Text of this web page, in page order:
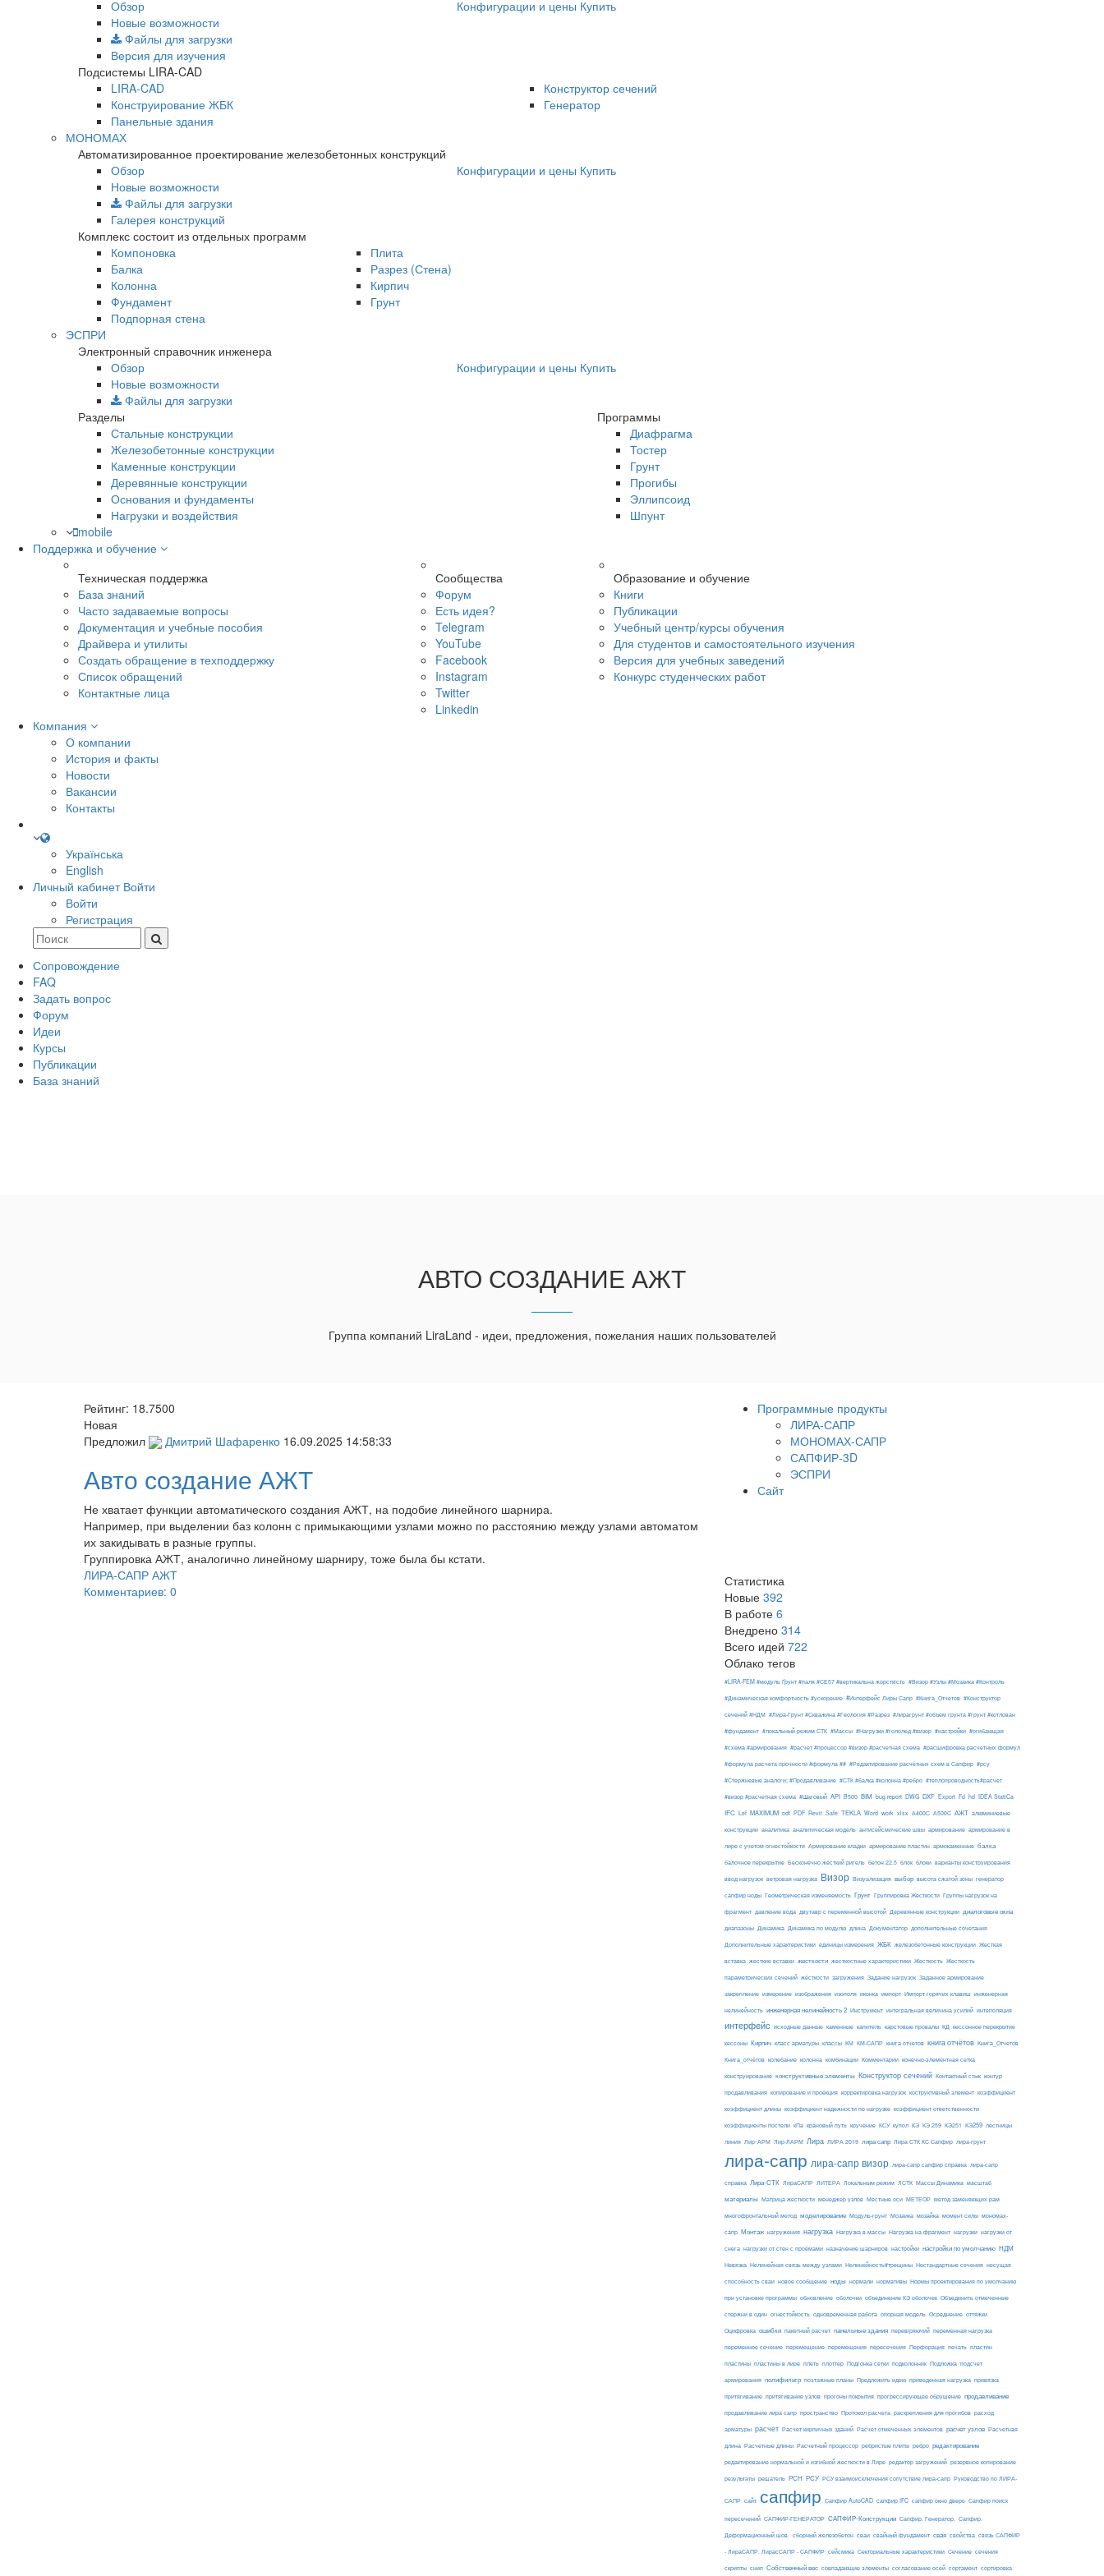
Обзор
Новые возможности
Файлы для загрузки
Версия для изучения
Конфигурации и цены Купить
Подсистемы LIRA-CAD
LIRA-CAD
Конструирование ЖБК
Панельные здания
Конструктор сечений
Генератор
МОНОМАХ
Автоматизированное проектирование железобетонных конструкций
Обзор
Новые возможности
Файлы для загрузки
Галерея конструкций
Конфигурации и цены Купить
Комплекс состоит из отдельных программ
Компоновка
Балка
Колонна
Фундамент
Подпорная стена
Плита
Разрез (Стена)
Кирпич
Грунт
ЭСПРИ
Электронный справочник инженера
Обзор
Новые возможности
Файлы для загрузки
Конфигурации и цены Купить
Разделы
Программы
Стальные конструкции
Железобетонные конструкции
Каменные конструкции
Деревянные конструкции
Основания и фундаменты
Нагрузки и воздействия
Диафрагма
Тостер
Грунт
Прогибы
Эллипсоид
Шпунт
mobile
Поддержка и обучение
Техническая поддержка
База знаний
Часто задаваемые вопросы
Документация и учебные пособия
Драйвера и утилиты
Создать обращение в техподдержку
Список обращений
Контактные лица
Сообщества
Форум
Есть идея?
Telegram
YouTube
Facebook
Instagram
Twitter
Linkedin
Образование и обучение
Книги
Публикации
Учебный центр/курсы обучения
Для студентов и самостоятельного изучения
Версия для учебных заведений
Конкурс студенческих работ
Компания
О компании
История и факты
Новости
Вакансии
Контакты
Українська
English
Личный кабинет Войти
Войти
Регистрация
Сопровождение
FAQ
Задать вопрос
Форум
Идеи
Курсы
Публикации
База знаний
АВТО СОЗДАНИЕ АЖТ
Группа компаний LiraLand - идеи, предложения, пожелания наших пользователей
Рейтинг: 18.7500
Новая
Предложил
Дмитрий Шафаренко 16.09.2025 14:58:33
Авто создание АЖТ
Не хватает функции автоматического создания АЖТ, на подобие линейного шарнира.
Например, при выделении баз колонн с примыкающими узлами можно по расстоянию между узлами автоматом
их закидывать в разные группы.
Группировка АЖТ, аналогично линейному шарниру, тоже была бы кстати.
ЛИРА-САПР АЖТ
Комментариев: 0
Программные продукты
ЛИРА-САПР
МОНОМАХ-САПР
САПФИР-3D
ЭСПРИ
Сайт
Статистика
Новые 392
В работе 6
Внедрено 314
Всего идей 722
Облако тегов
#LIRA-FEM #модуль Ґрунт #паля #СЕ57 #вертикальна жорсткість #Визор #Узлы #Мозаика #Контроль
#Динамическая комфортность #ускорение #Интерфейс Лиры Сапр #Книга_Отчетов #Конструктор
сечений #НДМ #Лира-Грунт #Скважина #Геология #Разрез #лирагрунт #объем грунта #грунт #котлован
#фундамент #локальный режим СТК #Массы #Нагрузки #гололед #визор #настройки #огибающая
#схема #армирования #расчет #процессор #визор #расчетная схема #расшифровка расчетных формул
#формула расчета прочности #формула ## #Редактирование расчётных схем в Сапфир #рсу
#Стержневые аналоги; #Продавливание #СТК #балка #колонна #ребро #теплопроводность#расчет
#визор #расчетная схема #Шаговый API B500 BIM bug report DWG DXF Export Fd hd IDEA StatiCa
IFC Lef MAXIMUM odt PDF Revit Safe TEKLA Word work xlsx А400С А500С АЖТ алюминиевые
конструкции аналитика аналитическая модель антисейсмические швы армирование армирование в
лире с учетом огнестойкости Армирование кладки армирование пластин армокаменные балка
балочное перекрытие Бесконечно жёсткий ригель бетон 22.5 блок блоки варианты конструирования
ввод нагрузок ветровая нагрузка Визор Визуализация выбор высота сжатой зоны генератор
сапфир ноды Геометрическая изменяемость Грунт Группировка Жесткости Группы нагрузок на
фрагмент давление вода двутавр с переменной высотой Деревянные конструкции диалоговые окна
диапазоны Динамика Динамика по модулю длина Документатор дополнительные сочетания
Дополнительные характеристики единицы измерения ЖБК железобетонные конструкции Жесткая
вставка жесткие вставки жесткости жесткостные характеристики Жесткость Жесткость
параметрических сечений жёсткости загружения Задание нагрузок Заданное армирование
закрепление измерение изображения изополя иконка импорт Импорт горячих клавиш инженерная
нелинейность инженерная нелинейность 2 Инструмент интегральная величина усилий интеполяция
интерфейс исходные данные каменные капитель карстовые провалы КД кессонное перекрытие
кессоны Кирпич класс арматуры классы КМ КМ-САПР книга отчетов книга отчётов Книга_Отчетов
Книга_отчётов колебание колонна комбинации Комментарии конечно-элементная сетка
конструирование конструктивные элементы Конструктор сечений Контактный стык контур
продавливания копирование и проекция корректировка нагрузок коструктивный элемент коэффициент
коэффициент длины коэффициент надежности по нагрузке коэффициент ответственности
коэффициенты постели кПа крановый путь кручение КСУ купол КЭ КЭ 259 КЭ251 КЭ259 лестницы
линия Лир-АРМ Лир-ЛАРМ Лира ЛИРА 2019 лира сапр Лира СТК КС Сапфир лира-грунт
лира-сапр лира-сапр визор лира-сапр сапфир справка лира-сапр
справка Лира-СТК ЛираСАПР ЛИТЕРА Локальным режим ЛСТК Массы Динамика масштаб
материалы Матрица жесткости менеджер узлов Местные оси МЕТЕОР метод заменяющих рам
многофронтальный метод моделирование Модуль-грунт Мозаика мозайка момент силы мономах-
сапр Монтаж нагружения нагрузка Нагрузка в массы Нагрузка на фрагмент нагрузки нагрузки от
снега нагрузки от стен с проёмами назначение шарниров настройки настройки по умолчанию НДМ
Невязка Нелинейная связь между узлами Нелинейность#трещины Нестандартные сечения несущая
способность сваи новое сообщение ноды нормали нормативы Нормы проектирования по умолчанию
при установке программы обновление оболочки объединение КЭ оболочек Объединить отмеченные
стержни в один огнестойкость одновременная работа опорная модель Осреднение оттяжки
Оцифровка ошибки пакетный расчет панельные здания перевіряючий переменная нагрузка
переменное сечение перемещение перемещения пересечения Перфорация печать пластин
пластины пластины в лире плеть плоттер Подгонка сетки подколонник Подложка подсчет
армирования полифильтр поэтажные планы Предложить идею приведенная нагрузка привязка
притягивание притягивание узлов прогоны покрытия прогрессирующее обрушение продавливание
продавливание лира сапр пространство Протокол расчета раскрепления для прогибов расход
арматуры расчет Расчет кирпичных зданий Расчет отмеченных элементов расчет узлов Расчетная
длина Расчетные длины Расчетный процессор ребристые плиты ребро редактирование
редактирование нормальной и изгибной жесткости в Лире редактор загружений резервное копирование
результаты решатель РСН РСУ РСУ взаимоисключения сопутствие лира-сапр Руководство по ЛИРА-
САПР сайт сапфир Сапфир AutoCAD сапфир IFC сапфир окно дверь Сапфир поиск
пересечений САПФИР-ГЕНЕРАТОР САПФИР-Конструкции Сапфир. Генератор. Сапфир.
Деформационный шов. сборный железобетон сваи свайный фундамент свая свойства связь САПФИР
- ЛираСАПР. ЛирасСАПР - САПФИР сейсмика Секториальные характеристики Сечение сечения
скрипты снип Собственный вес совпадающие элементы согласование осей сортамент сортировка